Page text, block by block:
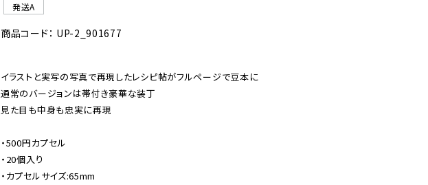
発送A
商品コード： UP-2_901677
イラストと実写の写真で再現したレシピ帖がフルページで豆本に
通常のバージョンは帯付き豪華な装丁
見た目も中身も忠実に再現
・500円カプセル
・20個入り
・カプセルサイズ:65mm